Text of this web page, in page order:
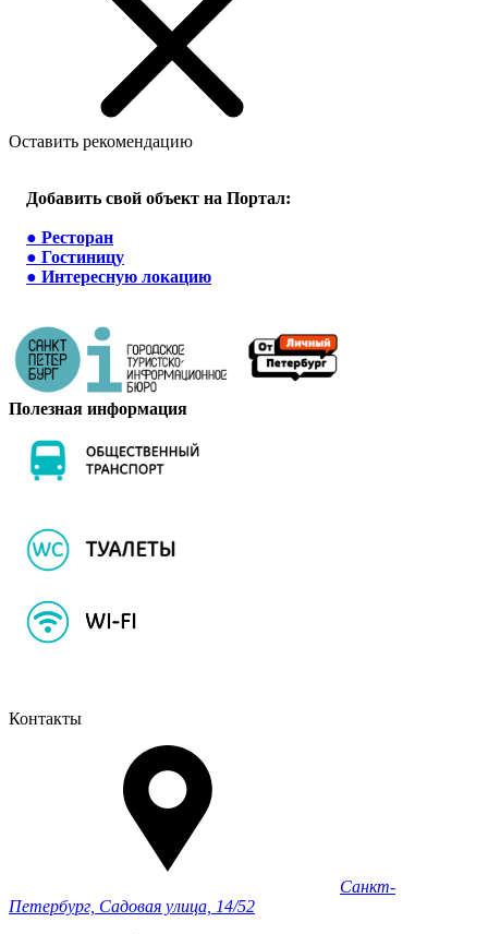
Оставить рекомендацию
Добавить свой объект на Портал:
● Ресторан
● Гостиницу
● Интересную локацию
Полезная информация
Контакты
Санкт-
Петербург, Садовая улица, 14/52